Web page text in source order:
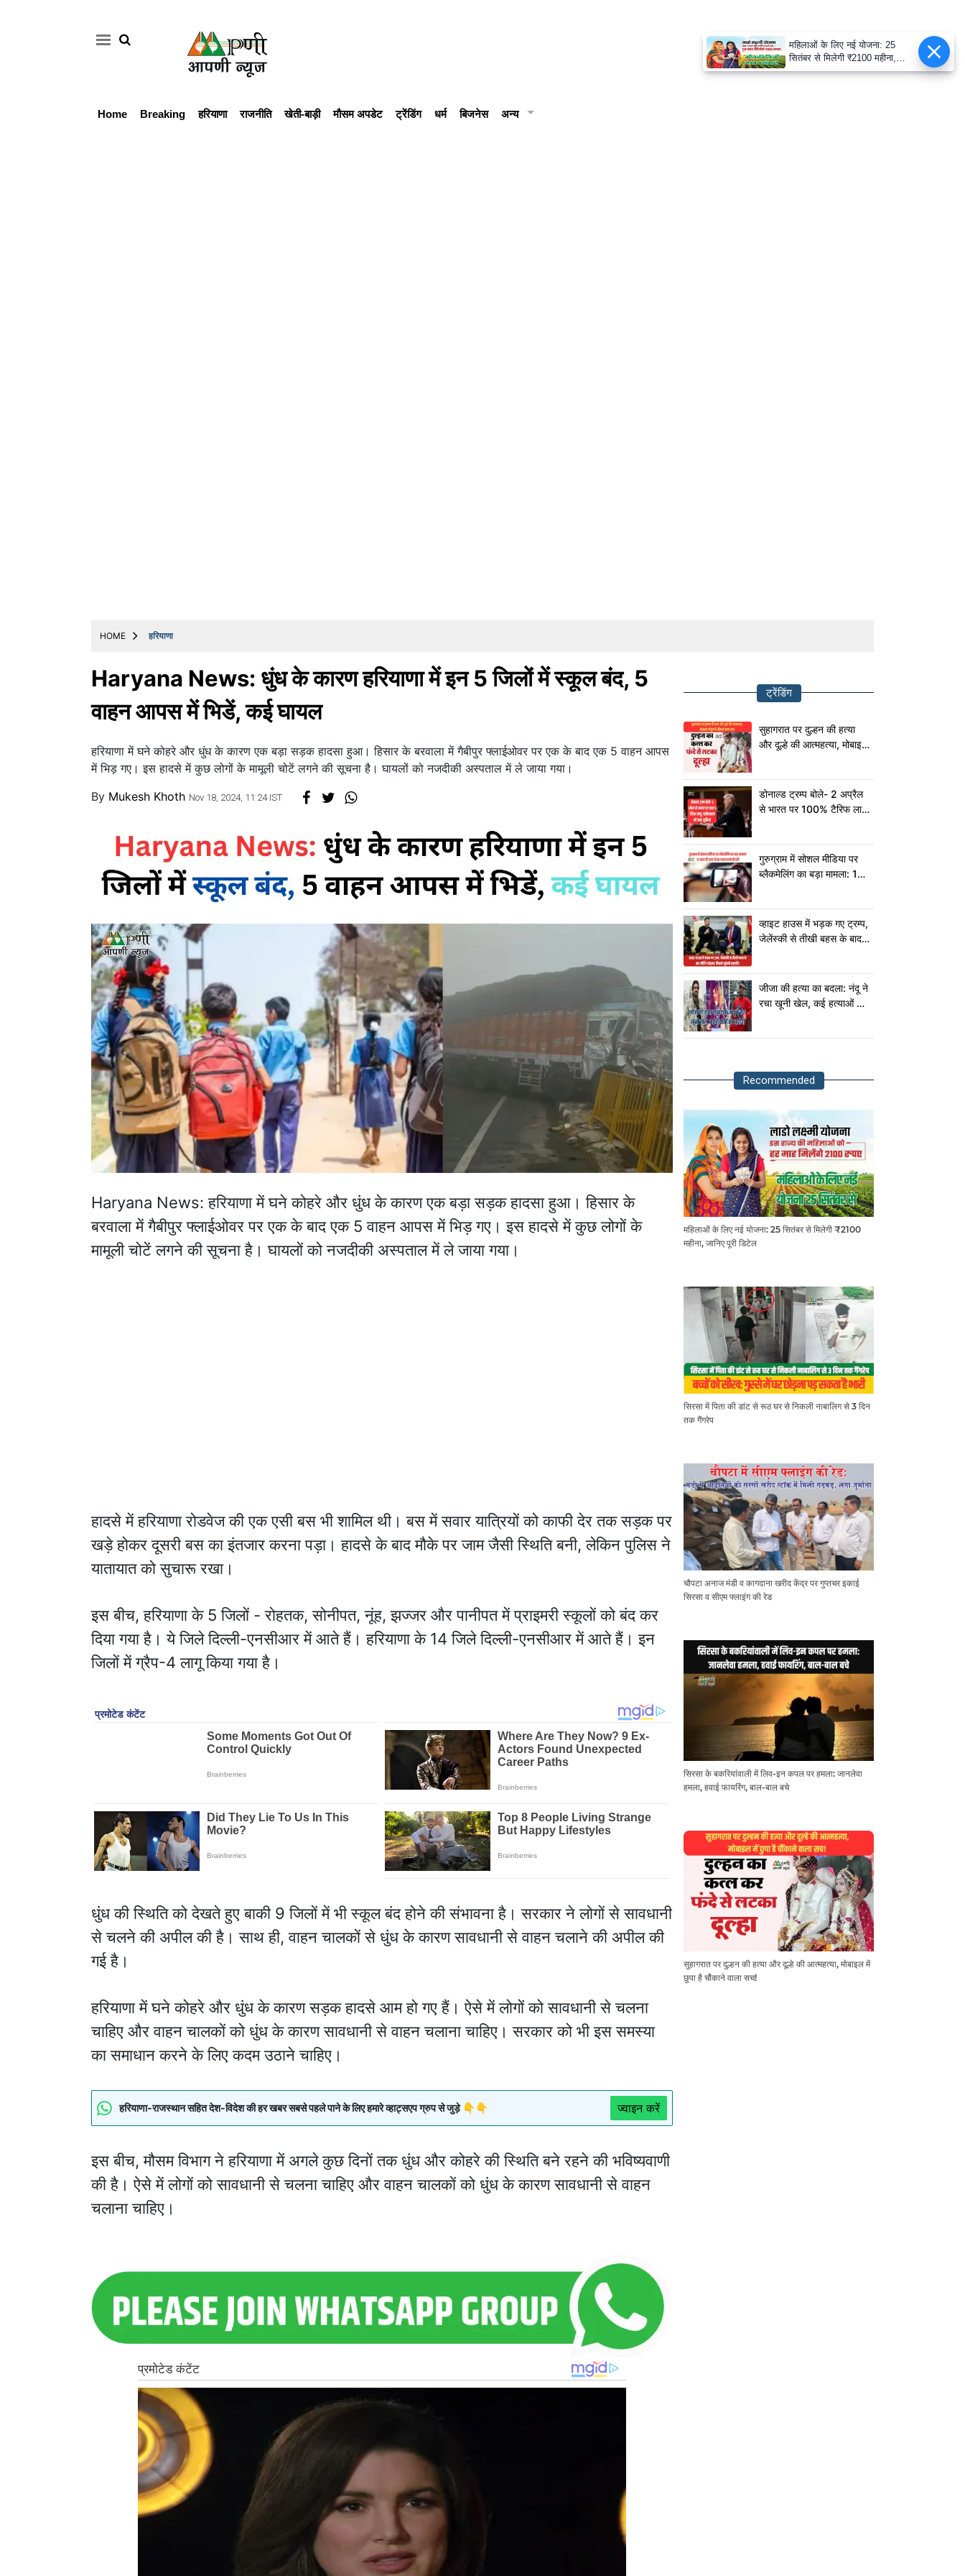
Home Breaking हरियाणा राजनीति खेती-बाड़ी मौसम अपडेट ट्रेंडिंग धर्म बिजनेस अन्य
HOME हरियाणा
Haryana News: धुंध के कारण हरियाणा में इन 5 जिलों में स्कूल बंद, 5
वाहन आपस में भिडें, कई घायल
हरियाणा में घने कोहरे और धुंध के कारण एक बड़ा सड़क हादसा हुआ। हिसार के बरवाला में गैबीपुर फ्लाईओवर पर एक के बाद एक 5 वाहन आपस
में भिड़ गए। इस हादसे में कुछ लोगों के मामूली चोटें लगने की सूचना है। घायलों को नजदीकी अस्पताल में ले जाया गया।
By Mukesh Khoth Nov 18, 2024, 11:24 IST
Haryana News: हरियाणा में घने कोहरे और धुंध के कारण एक बड़ा सड़क हादसा हुआ। हिसार के
बरवाला में गैबीपुर फ्लाईओवर पर एक के बाद एक 5 वाहन आपस में भिड़ गए। इस हादसे में कुछ लोगों के
मामूली चोटें लगने की सूचना है। घायलों को नजदीकी अस्पताल में ले जाया गया।
हादसे में हरियाणा रोडवेज की एक एसी बस भी शामिल थी। बस में सवार यात्रियों को काफी देर तक सड़क पर
खड़े होकर दूसरी बस का इंतजार करना पड़ा। हादसे के बाद मौके पर जाम जैसी स्थिति बनी, लेकिन पुलिस ने
यातायात को सुचारू रखा।
इस बीच, हरियाणा के 5 जिलों - रोहतक, सोनीपत, नूंह, झज्जर और पानीपत में प्राइमरी स्कूलों को बंद कर
दिया गया है। ये जिले दिल्ली-एनसीआर में आते हैं। हरियाणा के 14 जिले दिल्ली-एनसीआर में आते हैं। इन
जिलों में ग्रैप-4 लागू किया गया है।
धुंध की स्थिति को देखते हुए बाकी 9 जिलों में भी स्कूल बंद होने की संभावना है। सरकार ने लोगों से सावधानी
से चलने की अपील की है। साथ ही, वाहन चालकों से धुंध के कारण सावधानी से वाहन चलाने की अपील की
गई है।
हरियाणा में घने कोहरे और धुंध के कारण सड़क हादसे आम हो गए हैं। ऐसे में लोगों को सावधानी से चलना
चाहिए और वाहन चालकों को धुंध के कारण सावधानी से वाहन चलाना चाहिए। सरकार को भी इस समस्या
का समाधान करने के लिए कदम उठाने चाहिए।
हरियाणा-राजस्थान सहित देश-विदेश की हर खबर सबसे पहले पाने के लिए हमारे व्हाट्सएप ग्रुप से जुड़े 👇👇 ज्वाइन करें
इस बीच, मौसम विभाग ने हरियाणा में अगले कुछ दिनों तक धुंध और कोहरे की स्थिति बने रहने की भविष्यवाणी
की है। ऐसे में लोगों को सावधानी से चलना चाहिए और वाहन चालकों को धुंध के कारण सावधानी से वाहन
चलाना चाहिए।
ट्रेंडिंग
सुहागरात पर दुल्हन की हत्या
और दूल्हे की आत्महत्या, मोबाइल
डोनाल्ड ट्रम्प बोले- 2 अप्रैल
से भारत पर 100% टैरिफ लागू,
गुरुग्राम में सोशल मीडिया पर
ब्लैकमेलिंग का बड़ा मामला: 15
व्हाइट हाउस में भड़क गए ट्रम्प,
जेलेंस्की से तीखी बहस के बाद
जीजा की हत्या का बदला: नंदू ने
रचा खूनी खेल, कई हत्याओं का
Recommended
महिलाओं के लिए नई योजना: 25 सितंबर से मिलेगी ₹2100
महीना, जानिए पूरी डिटेल
सिरसा में पिता की डांट से रूठ घर से निकली नाबालिग से 3 दिन
तक गैंगरेप
चौपटा अनाज मंडी व कागदाना खरीद केंद्र पर गुप्तचर इकाई
सिरसा व सीएम फ्लाइंग की रेड
सिरसा के बकरियांवाली में लिव-इन कपल पर हमला: जानलेवा
हमला, हवाई फायरिंग, बाल-बाल बचे
सुहागरात पर दुल्हन की हत्या और दूल्हे की आत्महत्या, मोबाइल में
छुपा है चौंकाने वाला सच!
महिलाओं के लिए नई योजना: 25
सितंबर से मिलेगी ₹2100 महीना,
जानिए पूरी डिटेल